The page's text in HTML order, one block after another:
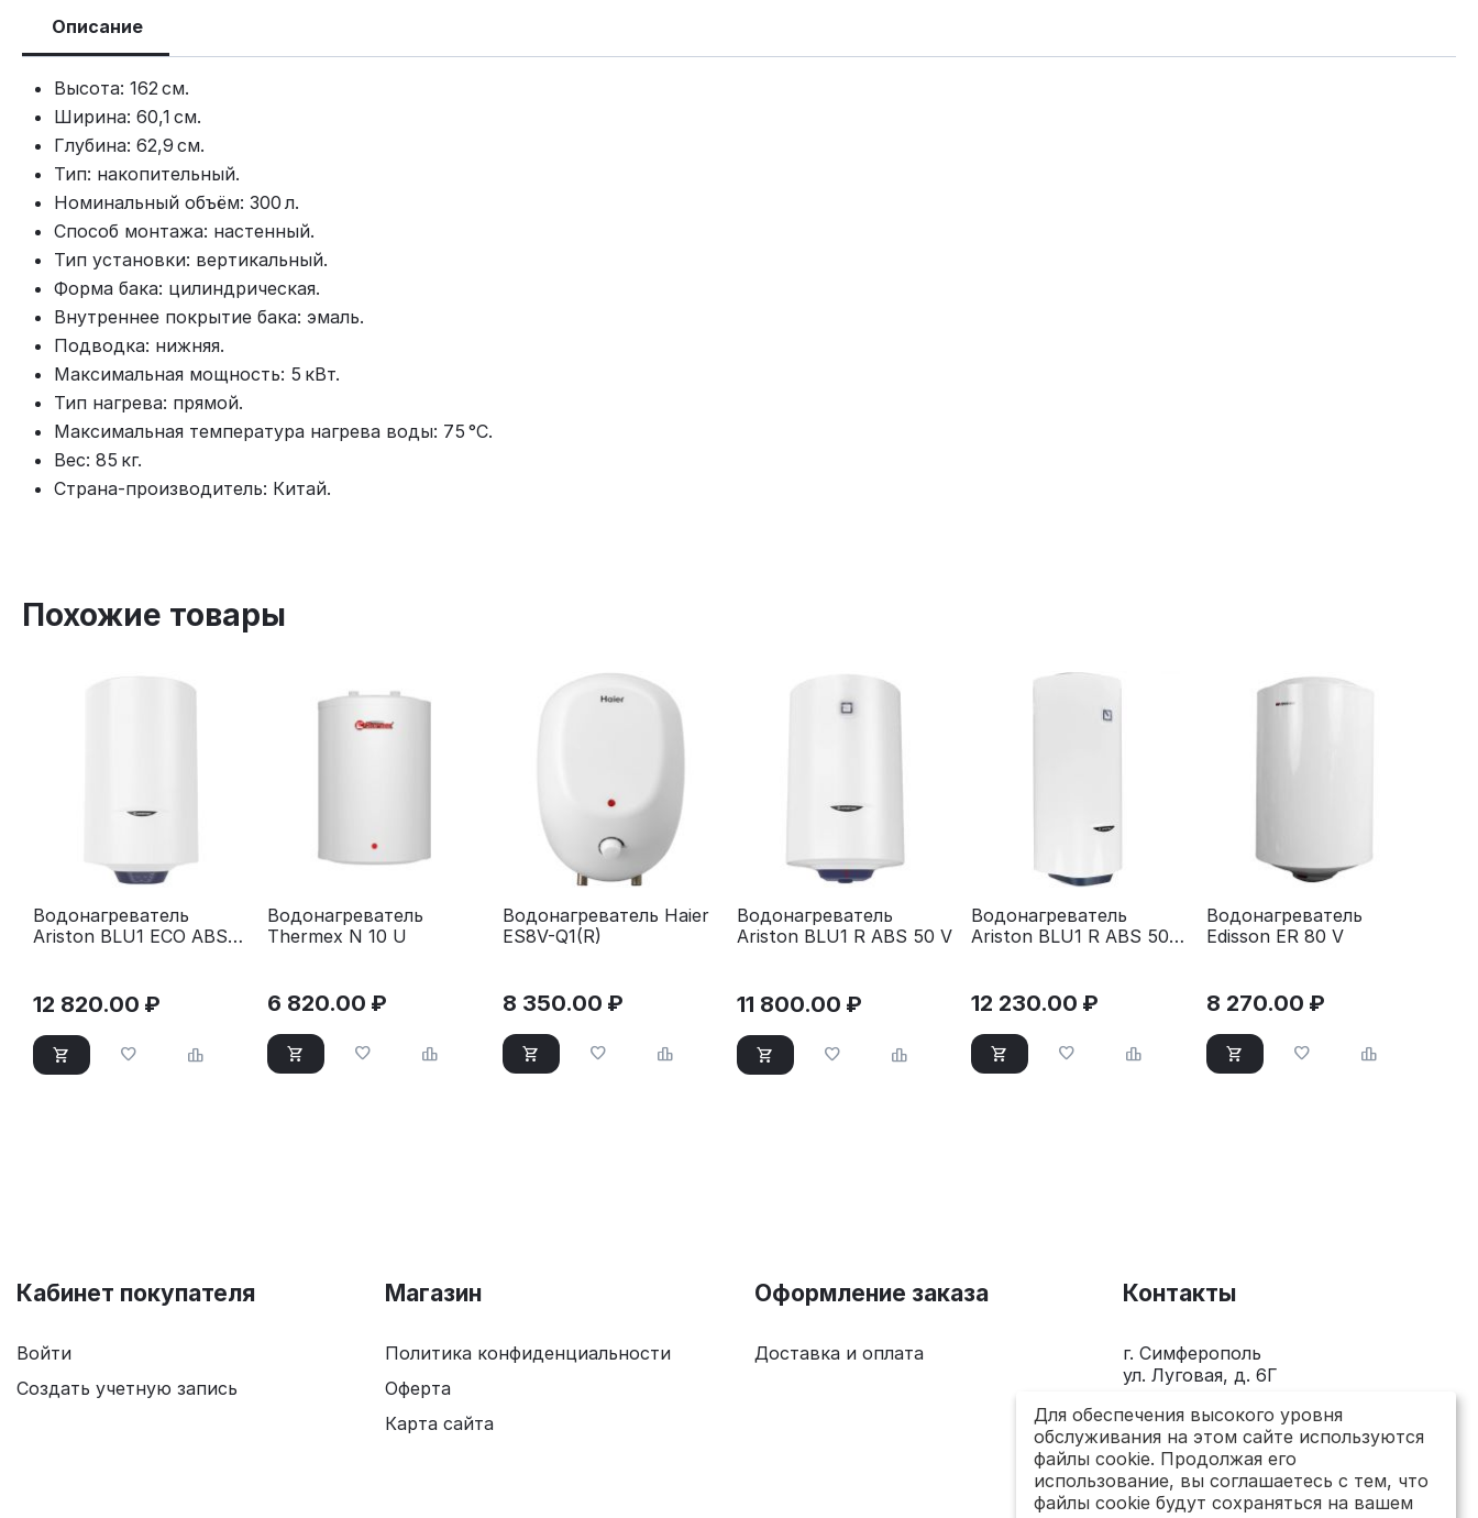
Описание
Высота: 162 см.
Ширина: 60,1 см.
Глубина: 62,9 см.
Тип: накопительный.
Номинальный объём: 300 л.
Способ монтажа: настенный.
Тип установки: вертикальный.
Форма бака: цилиндрическая.
Внутреннее покрытие бака: эмаль.
Подводка: нижняя.
Максимальная мощность: 5 кВт.
Тип нагрева: прямой.
Максимальная температура нагрева воды: 75 °C.
Вес: 85 кг.
Страна‑производитель: Китай.
Похожие товары
Водонагреватель
Ariston BLU1 ECO ABS
12 820.00 ₽
Водонагреватель
Thermex N 10 U
6 820.00 ₽
Водонагреватель Haier
ES8V-Q1(R)
8 350.00 ₽
Водонагреватель
Ariston BLU1 R ABS 50 V
11 800.00 ₽
Водонагреватель
Ariston BLU1 R ABS 50 V
12 230.00 ₽
Водонагреватель
Edisson ER 80 V
8 270.00 ₽
Кабинет покупателя
Войти
Создать учетную запись
Магазин
Политика конфиденциальности
Оферта
Карта сайта
Оформление заказа
Доставка и оплата
Контакты
г. Симферополь
ул. Луговая, д. 6Г
+7(978)281-0-281
Пн-Пт 10.00 - 18.00
send@topsto-crimea.ru
Для обеспечения высокого уровня
обслуживания на этом сайте используются
файлы cookie. Продолжая его
использование, вы соглашаетесь с тем, что
файлы cookie будут сохраняться на вашем